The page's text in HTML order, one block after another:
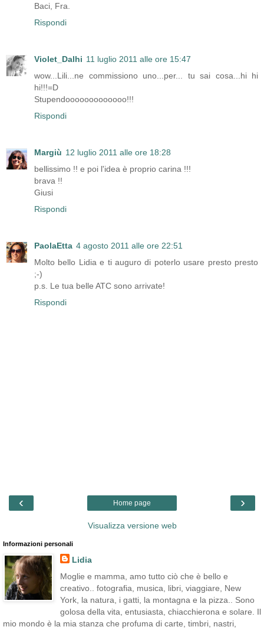
Baci, Fra.
Rispondi
Violet_Dalhi 11 luglio 2011 alle ore 15:47
wow...Lili...ne commissiono uno...per... tu sai cosa...hi hi
hi!!!=D
Stupendooooooooooooo!!!
Rispondi
Margiù 12 luglio 2011 alle ore 18:28
bellissimo !! e poi l'idea è proprio carina !!!
brava !!
Giusi
Rispondi
PaolaEtta 4 agosto 2011 alle ore 22:51
Molto bello Lidia e ti auguro di poterlo usare presto presto
;-)
p.s. Le tua belle ATC sono arrivate!
Rispondi
‹ ›
Home page
Visualizza versione web
Informazioni personali
Lidia
Moglie e mamma, amo tutto ciò che è bello e
creativo.. fotografia, musica, libri, viaggiare, New
York, la natura, i gatti, la montagna e la pizza.. Sono
golosa della vita, entusiasta, chiacchierona e solare. Il
mio mondo è la mia stanza che profuma di carte, timbri, nastri,